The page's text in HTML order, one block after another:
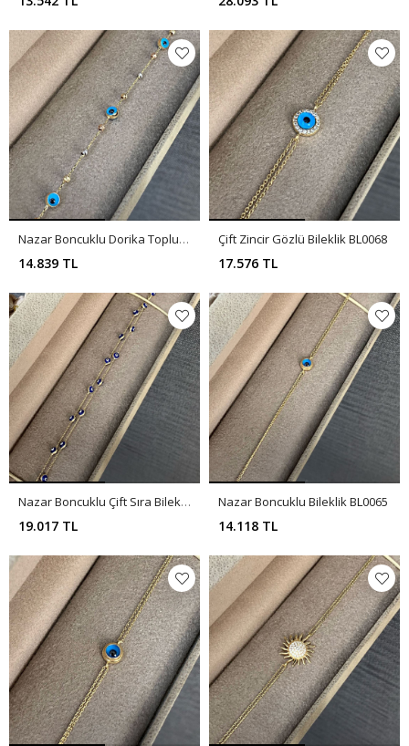
Nazar Boncuklu Dorika Toplu Bileklik BL0071
14.839 TL
Çift Zincir Gözlü Bileklik BL0068
17.576 TL
Nazar Boncuklu Çift Sıra Bileklik BL0067
19.017 TL
Nazar Boncuklu Bileklik BL0065
14.118 TL